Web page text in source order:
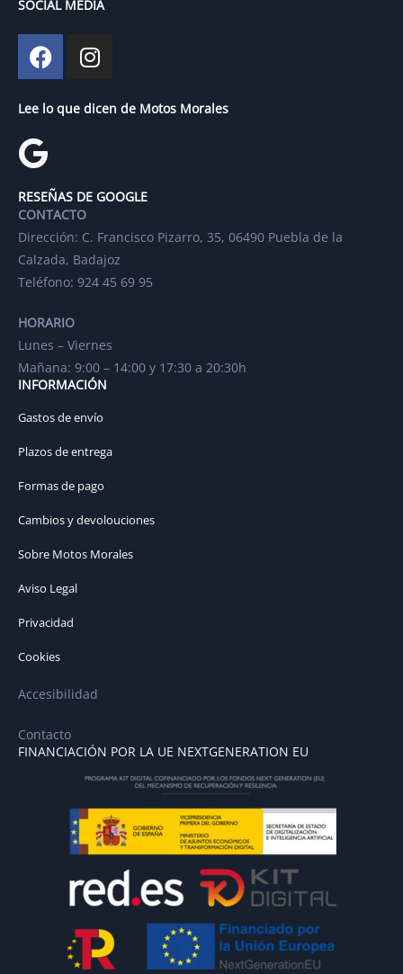
SOCIAL MEDIA
Lee lo que dicen de Motos Morales
RESEÑAS DE GOOGLE
CONTACTO
Dirección: C. Francisco Pizarro, 35, 06490 Puebla de la
Calzada, Badajoz
Teléfono: 924 45 69 95
HORARIO
Lunes – Viernes
Mañana: 9:00 – 14:00 y 17:30 a 20:30h
INFORMACIÓN
Gastos de envío
Plazos de entrega
Formas de pago
Cambios y devolouciones
Sobre Motos Morales
Aviso Legal
Privacidad
Cookies
Accesibilidad
Contacto
FINANCIACIÓN POR LA UE NEXTGENERATION EU